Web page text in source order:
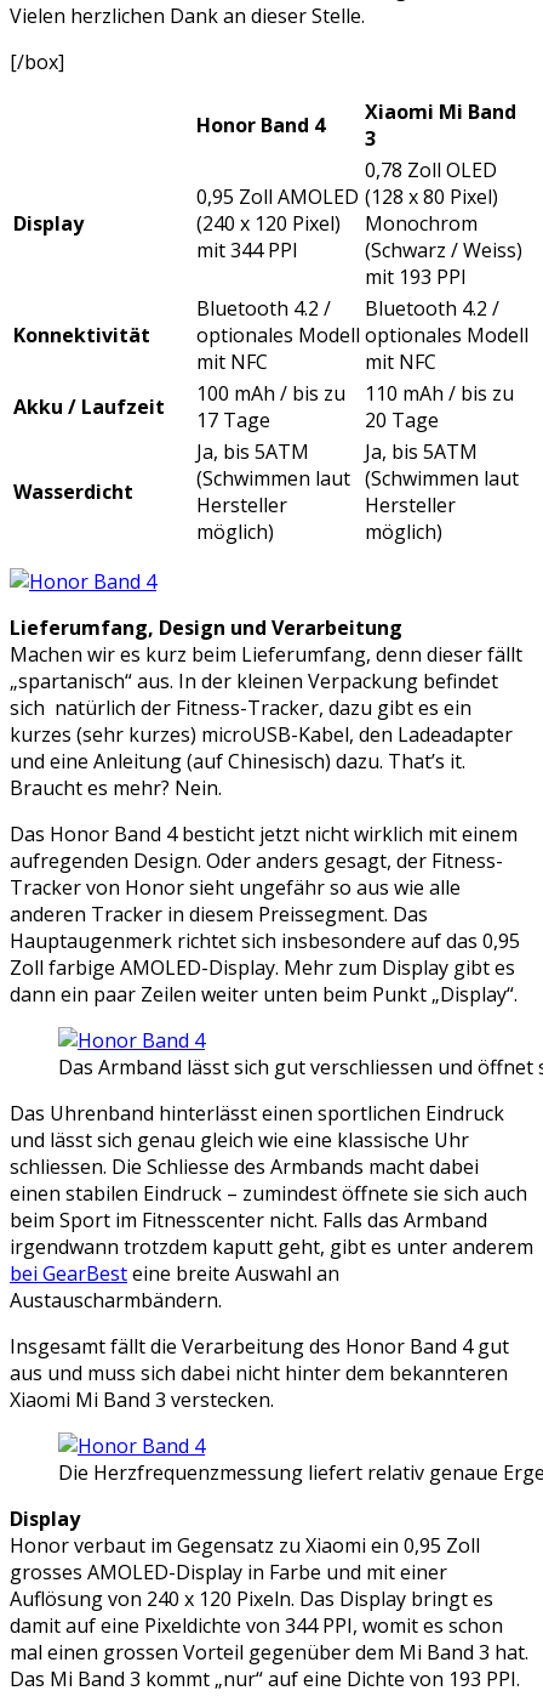
Vielen herzlichen Dank an dieser Stelle.
[/box]
Honor Band 4
Xiaomi Mi Band
3
Display
0,95 Zoll AMOLED
(240 x 120 Pixel)
mit 344 PPI
0,78 Zoll OLED
(128 x 80 Pixel)
Monochrom
(Schwarz / Weiss)
mit 193 PPI
Konnektivität
Bluetooth 4.2 /
optionales Modell
mit NFC
Bluetooth 4.2 /
optionales Modell
mit NFC
Akku / Laufzeit
100 mAh / bis zu
17 Tage
110 mAh / bis zu
20 Tage
Wasserdicht
Ja, bis 5ATM
(Schwimmen laut
Hersteller
möglich)
Ja, bis 5ATM
(Schwimmen laut
Hersteller
möglich)
Lieferumfang, Design und Verarbeitung
Machen wir es kurz beim Lieferumfang, denn dieser fällt
„spartanisch“ aus. In der kleinen Verpackung befindet
sich natürlich der Fitness-Tracker, dazu gibt es ein
kurzes (sehr kurzes) microUSB-Kabel, den Ladeadapter
und eine Anleitung (auf Chinesisch) dazu. That’s it.
Braucht es mehr? Nein.
Das Honor Band 4 besticht jetzt nicht wirklich mit einem
aufregenden Design. Oder anders gesagt, der Fitness-
Tracker von Honor sieht ungefähr so aus wie alle
anderen Tracker in diesem Preissegment. Das
Hauptaugenmerk richtet sich insbesondere auf das 0,95
Zoll farbige AMOLED-Display. Mehr zum Display gibt es
dann ein paar Zeilen weiter unten beim Punkt „Display“.
Das Armband lässt sich gut verschliessen und öffnet
Das Uhrenband hinterlässt einen sportlichen Eindruck
und lässt sich genau gleich wie eine klassische Uhr
schliessen. Die Schliesse des Armbands macht dabei
einen stabilen Eindruck – zumindest öffnete sie sich auch
beim Sport im Fitnesscenter nicht. Falls das Armband
irgendwann trotzdem kaputt geht, gibt es unter anderem
bei GearBesteine breite Auswahl an
Austauscharmbändern.
Insgesamt fällt die Verarbeitung des Honor Band 4 gut
aus und muss sich dabei nicht hinter dem bekannteren
Xiaomi Mi Band 3 verstecken.
Die Herzfrequenzmessung liefert relativ genaue
Display
Honor verbaut im Gegensatz zu Xiaomi ein 0,95 Zoll
grosses AMOLED-Display in Farbe und mit einer
Auflösung von 240 x 120 Pixeln. Das Display bringt es
damit auf eine Pixeldichte von 344 PPI, womit es schon
mal einen grossen Vorteil gegenüber dem Mi Band 3 hat.
Das Mi Band 3 kommt „nur“ auf eine Dichte von 193 PPI.